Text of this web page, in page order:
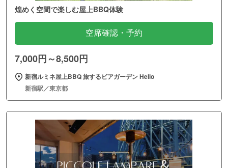
煌めく空間で楽しむ屋上BBQ体験
空席確認・予約
7,000円～8,500円
新宿ルミネ屋上BBQ 旅するビアガーデン Hello
新宿駅／東京都